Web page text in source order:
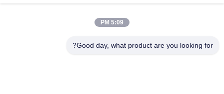
5:09 PM
Good day, what product are you looking for?